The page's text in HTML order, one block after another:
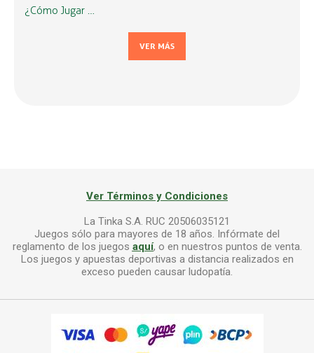
¿Cómo Jugar …
VER MÁS
Ver Términos y Condiciones
La Tinka S.A. RUC 20506035121
Juegos sólo para mayores de 18 años. Infórmate del
reglamento de los juegos aquí, o en nuestros puntos de venta.
Los juegos y apuestas deportivas a distancia realizados en
exceso pueden causar ludopatía.